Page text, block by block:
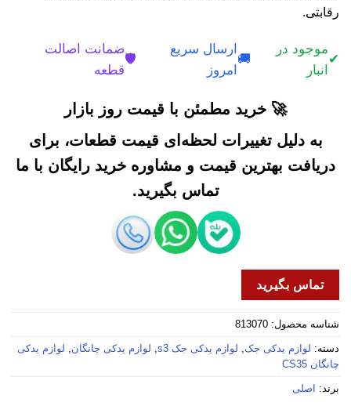
رقابتی.
✔
موجود در
انبار
🚚
ارسال سریع
امروز
🛡️
ضمانت اصالت
قطعه
🚀 خرید مطمئن با قیمت روز بازار
به دلیل تغییرات لحظه‌ای قیمت قطعات، برای
دریافت بهترین قیمت و مشاوره خرید رایگان با ما
تماس بگیرید.
تماس بگیرید
شناسه محصول: 813070
دسته: لوازم یدکی جک, لوازم یدکی جک s3 , لوازم یدکی چانگان, لوازم یدکی
چانگان CS35
برند: اصلی